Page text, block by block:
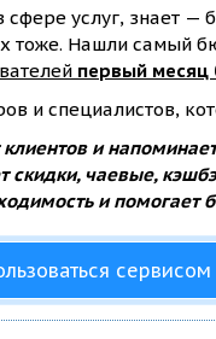
сфере услуг, знает
тоже. Нашли самый
первый месяц
и специалистов,
и
скидки, чаевые,
и помогает
сервисом